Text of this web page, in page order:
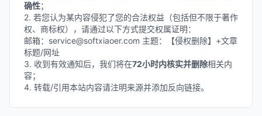
确性；
2. 若您认为某内容侵犯了您的合法权益（包括但不限于著作
权、商标权），请通过以下方式提交权属证明：
邮箱：service@softxiaoer.com 主题：【侵权删除】+文章
标题/网址
3. 收到有效通知后，我们将在72小时内核实并删除相关内
容；
4. 转载/引用本站内容请注明来源并添加反向链接。